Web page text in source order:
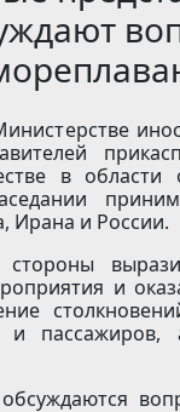
в области
Ирана и России.
и
и